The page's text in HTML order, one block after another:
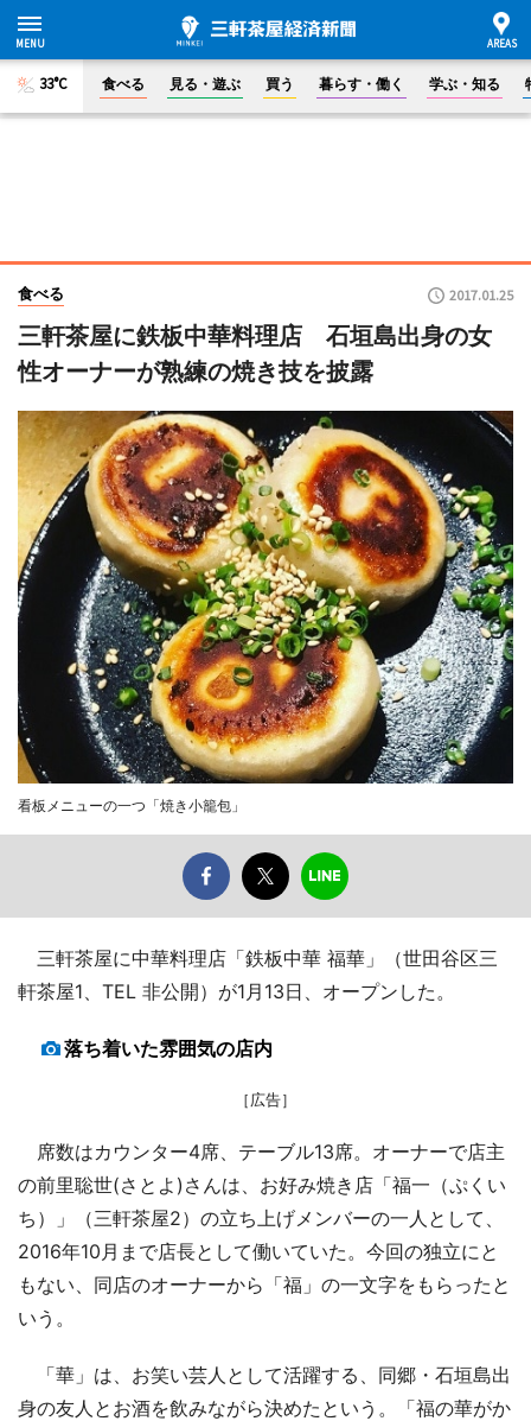
33°C 食べる 見る・遊ぶ 買う 暮らす・働く 学ぶ・知る
食べる 2017.01.25
三軒茶屋に鉄板中華料理店 石垣島出身の女
性オーナーが熟練の焼き技を披露
看板メニューの一つ「焼き小籠包」
三軒茶屋に中華料理店「鉄板中華 福華」（世田谷区三
軒茶屋1、TEL 非公開）が1月13日、オープンした。
落ち着いた雰囲気の店内
［広告］
席数はカウンター4席、テーブル13席。オーナーで店主
の前里聡世(さとよ)さんは、お好み焼き店「福一（ぷくい
ち）」（三軒茶屋2）の立ち上げメンバーの一人として、
2016年10月まで店長として働いていた。今回の独立にと
もない、同店のオーナーから「福」の一文字をもらったと
いう。
「華」は、お笑い芸人として活躍する、同郷・石垣島出
身の友人とお酒を飲みながら決めたという。「福の華がか